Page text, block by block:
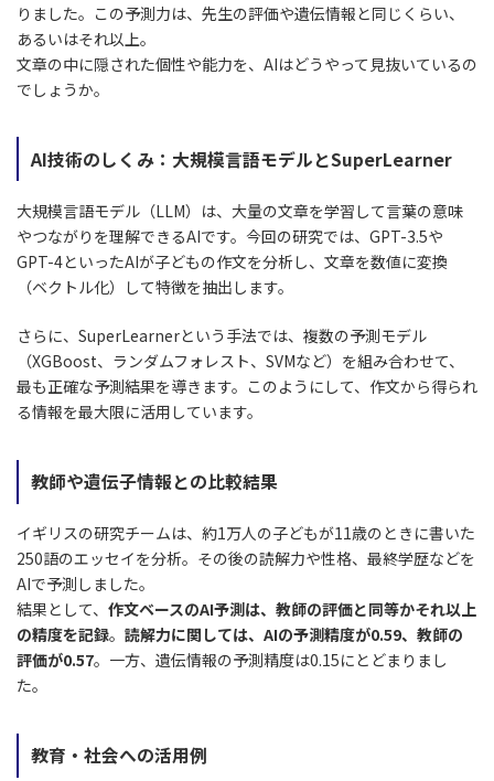
りました。この予測力は、先生の評価や遺伝情報と同じくらい、
あるいはそれ以上。
文章の中に隠された個性や能力を、AIはどうやって見抜いているの
でしょうか。
AI技術のしくみ：大規模言語モデルとSuperLearner
大規模言語モデル（LLM）は、大量の文章を学習して言葉の意味
やつながりを理解できるAIです。今回の研究では、GPT-3.5や
GPT-4といったAIが子どもの作文を分析し、文章を数値に変換
（ベクトル化）して特徴を抽出します。
さらに、SuperLearnerという手法では、複数の予測モデル
（XGBoost、ランダムフォレスト、SVMなど）を組み合わせて、
最も正確な予測結果を導きます。このようにして、作文から得られ
る情報を最大限に活用しています。
教師や遺伝子情報との比較結果
イギリスの研究チームは、約1万人の子どもが11歳のときに書いた
250語のエッセイを分析。その後の読解力や性格、最終学歴などを
AIで予測しました。
結果として、 作文ベースのAI予測は、教師の評価と同等かそれ以上
の精度を記録。 読解力に関しては、AIの予測精度が0.59、教師の
評価が0.57。一方、遺伝情報の予測精度は0.15にとどまりまし
た。
教育・社会への活用例